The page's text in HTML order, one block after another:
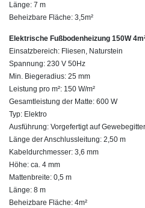
Länge: 7 m
Beheizbare Fläche: 3,5m²
Elektrische Fußbodenheizung 150W
Einsatzbereich: Fliesen, Naturstein
Spannung: 230 V 50Hz
Min. Biegeradius: 25 mm
Leistung pro m²: 150 W/m²
Gesamtleistung der Matte: 600 W
Typ: Elektro
Ausführung: Vorgefertigt auf
Länge der Anschlussleitung: 2,50 m
Kabeldurchmesser: 3,6 mm
Höhe: ca. 4 mm
Mattenbreite: 0,5 m
Länge: 8 m
Beheizbare Fläche: 4m²